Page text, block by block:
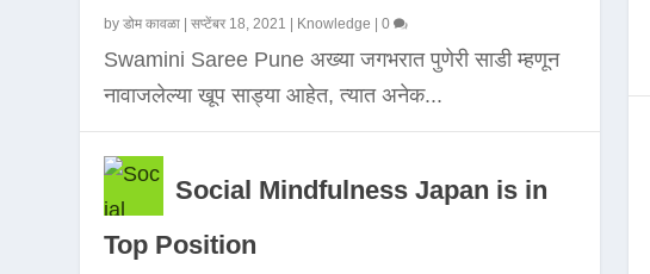
byडोम कावळा |सप्टेंबर 18, 2021 Knowledge |0
Swamini Saree Pune अख्या जगभरात पुणेरी साडी म्हणून
नावाजलेल्या खूप साड्या आहेत, त्यात अनेक...
Social Mindfulness Japan is in
Top Position